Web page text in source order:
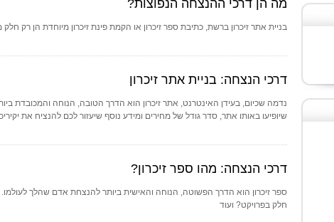
מה הן דרכי ההנצחה הנפוצות?
בניית אתר זיכרון ברשת, כתיבת ספר זיכרון או הקמת פינת זיכרון מיוחדת הן רק
דרכי הנצחה: בניית אתר זיכרון
נדמה שכיום, בעידן האינטרנט, אתר זיכרון הוא הדרך הטובה, הנוחה והמכובדת
שיופיעו באותו אתר, סדר גודל של מחירים ומידע נוסף שיעזור לכם להנציח את
דרכי הנצחה: מהו ספר זיכרון?
ספר זיכרון הוא הדרך הפשוטה, הנוחה והאישית ביותר להנצחת אדם שהלך
חלק בפרויקט? ועוד